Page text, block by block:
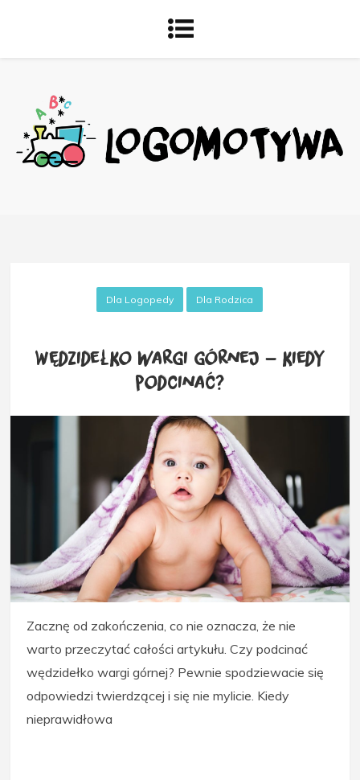
Dla Logopedy Dla Rodzica
Wędzidełko wargi górnej – kiedy
podcinać?
Zacznę od zakończenia, co nie oznacza, że nie
warto przeczytać całości artykułu. Czy podcinać
wędzidełko wargi górnej? Pewnie spodziewacie się
odpowiedzi twierdzącej i się nie mylicie. Kiedy
nieprawidłowa